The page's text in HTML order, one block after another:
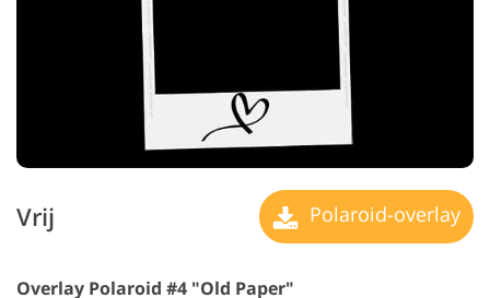
Vrij Polaroid-overlay
Overlay Polaroid #4 "Old Paper"